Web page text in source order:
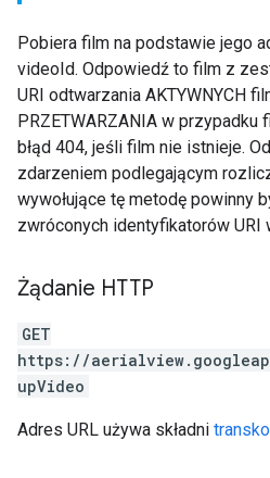
Pobiera film na podstawie jego
videoId. Odpowiedź to film z
URI odtwarzania AKTYWNYCH
PRZETWARZANIA w przypadku
błąd 404, jeśli film nie istnieje.
zdarzeniem podlegającym
wywołujące tę metodę powinny
zwróconych identyfikatorów URI
Żądanie HTTP
GET
https://
upVideo
Adres URL używa składni